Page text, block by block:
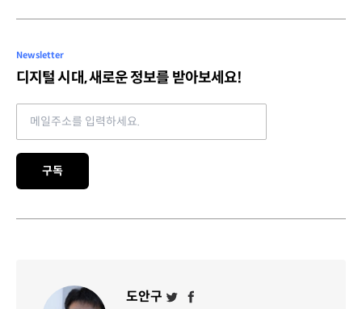
Newsletter
디지털 시대, 새로운 정보를 받아보세요!
Email address
구독
도안구